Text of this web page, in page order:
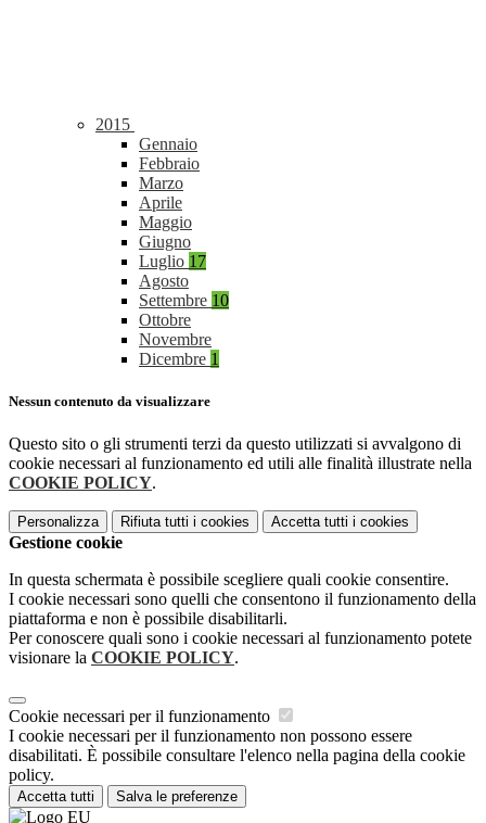
2015
Gennaio
Febbraio
Marzo
Aprile
Maggio
Giugno
Luglio 17
Agosto
Settembre 10
Ottobre
Novembre
Dicembre 1
Nessun contenuto da visualizzare
Questo sito o gli strumenti terzi da questo utilizzati si avvalgono di
cookie necessari al funzionamento ed utili alle finalità illustrate nella
COOKIE POLICY.
Personalizza Rifiuta tutti i cookies Accetta tutti i cookies
Gestione cookie
In questa schermata è possibile scegliere quali cookie consentire.
I cookie necessari sono quelli che consentono il funzionamento della
piattaforma e non è possibile disabilitarli.
Per conoscere quali sono i cookie necessari al funzionamento potete
visionare la COOKIE POLICY.
Cookie necessari per il funzionamento
I cookie necessari per il funzionamento non possono essere
disabilitati. È possibile consultare l'elenco nella pagina della cookie
policy.
Accetta tutti Salva le preferenze